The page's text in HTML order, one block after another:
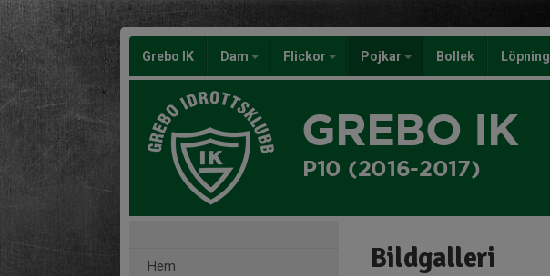
Grebo IK Dam Flickor Pojkar Bollek Löpning
GREBO IK
P10 (2016-2017)
Hem Bildgalleri